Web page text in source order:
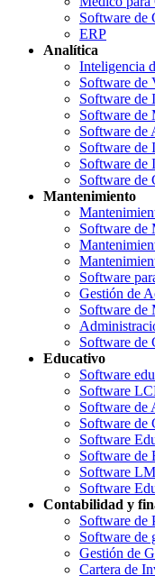
Software de
ERP
Analítica
Inteligencia
Software de
Software de
Software de
Software de
Software de
Software de
Software de
Mantenimiento
Software de
Software
Gestión de
Software de
Software de
Educativo
Software
Software
Software de
Software de
Software
Software de
Software
Software
Contabilidad y
Software de
Software de
Gestión de
Cartera de